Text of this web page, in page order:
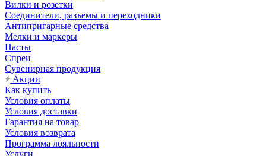
Вилки и розетки
Соединители, разъемы и переходники
Антипригарные средства
Мелки и маркеры
Пасты
Спреи
Сувенирная продукция
Акции
Как купить
Условия оплаты
Условия доставки
Гарантия на товар
Условия возврата
Программа лояльности
Услуги